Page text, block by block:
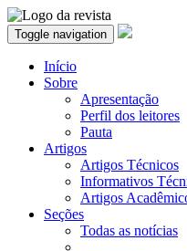
Toggle navigation
Início
Sobre
Apresentação
Perfil dos leitores
Pauta
Artigos
Artigos Técnicos
Informativos
Artigos
Seções
Todas as notícias